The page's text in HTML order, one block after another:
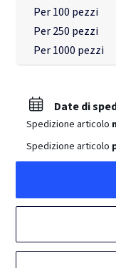
Per 100 pezzi
Per 250 pezzi
Per 1000 pezzi
Date di
Spedizione articolo
Spedizione articolo